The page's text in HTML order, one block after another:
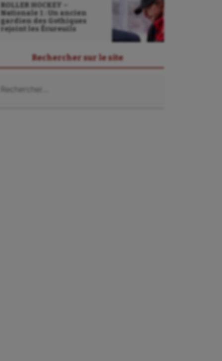
ROLLER HOCKEY –
Nationale 1 : Un ancien
gardien des Gothiques
rejoint les Écureuils
Rechercher sur le site